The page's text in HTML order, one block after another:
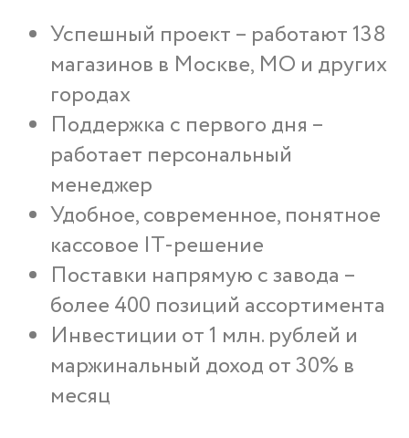
Успешный проект – работают 138
магазинов в Москве, МО и других
городах
Поддержка с первого дня –
работает персональный
менеджер
Удобное, современное, понятное
кассовое IT-решение
Поставки напрямую с завода –
более 400 позиций ассортимента
Инвестиции от 1 млн. рублей и
маржинальный доход от 30% в
месяц